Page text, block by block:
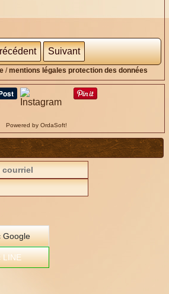
Suivant
/mentions légales protection des données
Powered by OrdaSoft!
Google
LINE